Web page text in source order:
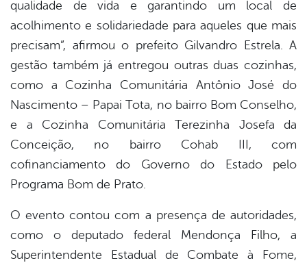
qualidade de vida e garantindo um local de
acolhimento e solidariedade para aqueles que mais
precisam”, afirmou o prefeito Gilvandro Estrela. A
gestão também já entregou outras duas cozinhas,
como a Cozinha Comunitária Antônio José do
Nascimento – Papai Tota, no bairro Bom Conselho,
e a Cozinha Comunitária Terezinha Josefa da
Conceição, no bairro Cohab III, com
cofinanciamento do Governo do Estado pelo
Programa Bom de Prato.
O evento contou com a presença de autoridades,
como o deputado federal Mendonça Filho, a
Superintendente Estadual de Combate à Fome,